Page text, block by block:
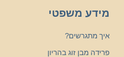
מידע משפטי
איך מתגרשים?
פרידה מבן זוג בהריון